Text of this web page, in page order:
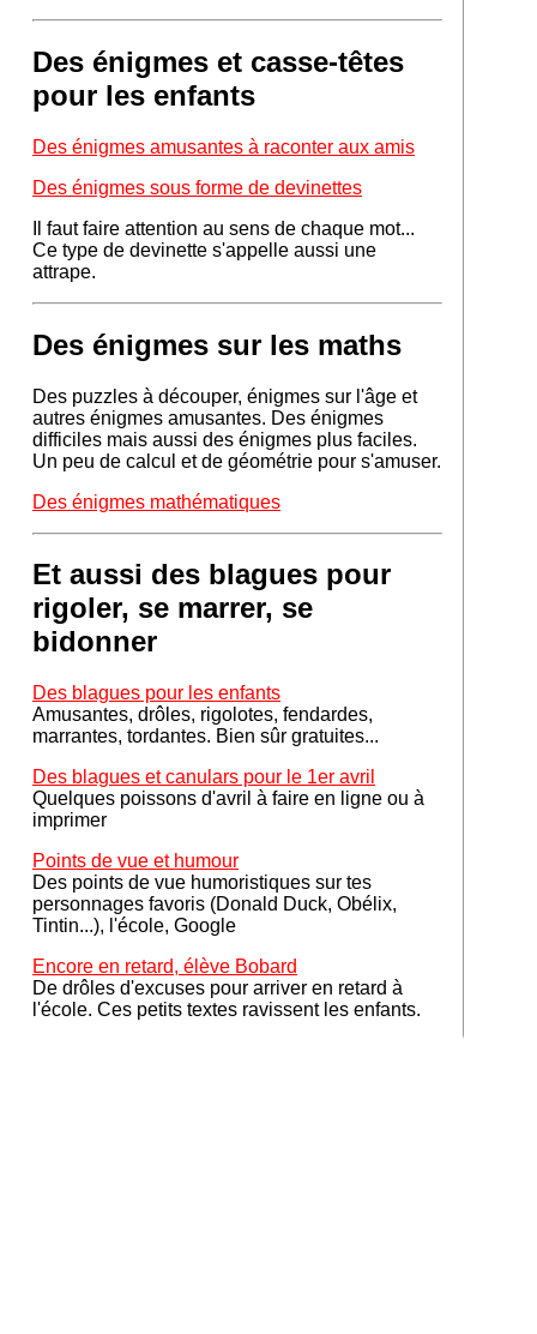
Des énigmes et casse-têtes
pour les enfants
Des énigmes amusantes à raconter aux amis
Des énigmes sous forme de devinettes
Il faut faire attention au sens de chaque mot...
Ce type de devinette s'appelle aussi une
attrape.
Des énigmes sur les maths
Des puzzles à découper, énigmes sur l'âge et
autres énigmes amusantes. Des énigmes
difficiles mais aussi des énigmes plus faciles.
Un peu de calcul et de géométrie pour s'amuser.
Des énigmes mathématiques
Et aussi des blagues pour
rigoler, se marrer, se
bidonner
Des blagues pour les enfants
Amusantes, drôles, rigolotes, fendardes,
marrantes, tordantes. Bien sûr gratuites...
Des blagues et canulars pour le 1er avril
Quelques poissons d'avril à faire en ligne ou à
imprimer
Points de vue et humour
Des points de vue humoristiques sur tes
personnages favoris (Donald Duck, Obélix,
Tintin...), l'école, Google
Encore en retard, élève Bobard
De drôles d'excuses pour arriver en retard à
l'école. Ces petits textes ravissent les enfants.